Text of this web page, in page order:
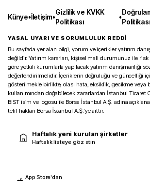
Künye•İletişim•
Gizlilik ve KVKK
Politikası
•
Politikası
YASAL UYARI VE SORUMLULUK REDDİ
Bu sayfada yer alan bilgi, yorum ve içerikler yatırım
değildir. Yatırım kararları, kişisel mali durumunuz ile
göre yetkili kurumlarla yapılacak yatırım danışmanlığı
değerlendirilmelidir. İçeriklerin doğruluğu ve güncelliği
gösterilmekle birlikte, olası hata, eksiklik, gecikme veya
kullanımından doğabilecek zararlardan İstanbul Ticaret
BIST isim ve logosu ile Borsa İstanbul A.Ş. adına
telif hakları Borsa İstanbul A.Ş.’ye aittir.
Haftalık yeni kurulan şirketler
Haftalık listeye göz atın
App Store'dan